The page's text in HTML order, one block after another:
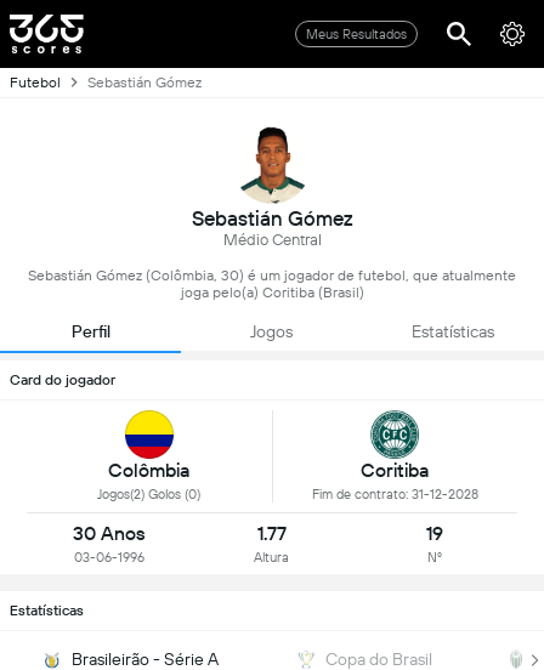
Meus Resultados
Futebol Sebastián Gómez
Sebastián Gómez
Médio Central
Sebastián Gómez (Colômbia, 30) é um jogador de futebol, que atualmente
joga pelo(a) Coritiba (Brasil)
Perfil Jogos Estatísticas
Card do jogador
Colômbia
Jogos(2) Golos (0)
Coritiba
Fim de contrato: 31-12-2028
30 Anos
03-06-1996
1.77
Altura
19
Nº
Estatísticas
Brasileirão - Série A Copa do Brasil